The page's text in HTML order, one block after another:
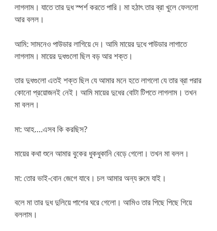
লাগলাম। যাতে তার দুধ স্পর্শ করতে পারি। মা হঠাৎ তার ব্রা খুলে ফেললো
আর বলল।
আমি: সামনেও পাউডার লাগিয়ে দে। আমি মায়ের দুধে পাউডার লাগাতে
লাগলাম। মায়ের দুধগুলো ছিল বড় আর শক্ত।
তার দুধগুলো এতই শক্ত ছিল যে আমার মনে হতে লাগলো যে তার ব্রা পরার
কোনো প্রয়োজনই নেই। আমি মায়ের দুধের বোটা টিপতে লাগলাম। তখন
মা বলল।
মা: আহ….এসব কি করছিস?
মায়ের কথা শুনে আমার বুকের ধুকধুকানি বেড়ে গেলো। তখন মা বলল।
মা: তোর ভাই-বোন জেগে যাবে। চল আমার অন্য রুমে যাই।
বলে মা তার দুধ দুলিয়ে পাশের ঘরে গেলো। আমিও তার পিছে পিছে গিয়ে
বললাম।